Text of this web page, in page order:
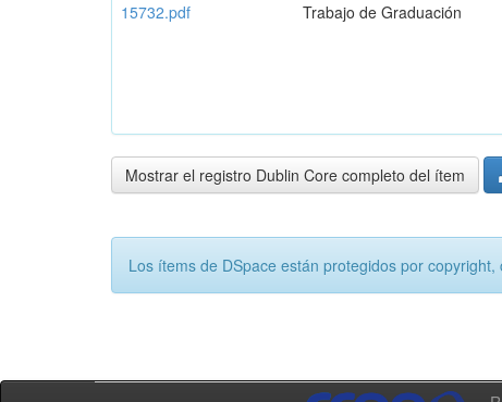
15732.pdf
Trabajo de Graduación
Mostrar el registro Dublin Core completo del ítem
Los ítems de DSpace están protegidos por